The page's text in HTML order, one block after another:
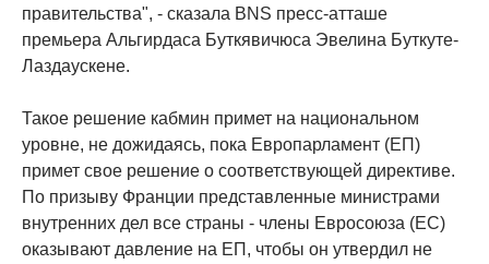
правительства", - сказала BNS пресс-атташе
премьера Альгирдаса Буткявичюса Эвелина Буткуте-
Лаздаускене.
Такое решение кабмин примет на национальном
уровне, не дожидаясь, пока Европарламент (ЕП)
примет свое решение о соответствующей директиве.
По призыву Франции представленные министрами
внутренних дел все страны - члены Евросоюза (ЕС)
оказывают давление на ЕП, чтобы он утвердил не